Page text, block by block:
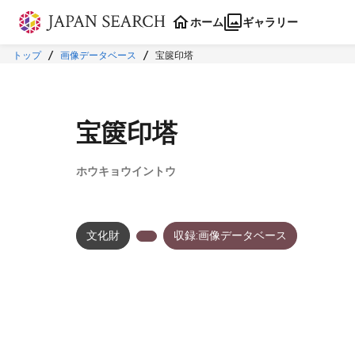
本文に飛ぶ
ホーム ギャラリー
トップ 画像データベース 宝篋印塔
宝篋印塔
ホウキョウイントウ
文化財 収録:画像データベース